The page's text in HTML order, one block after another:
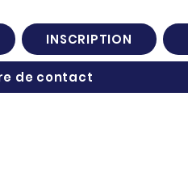
INSCRIPTION
de contact